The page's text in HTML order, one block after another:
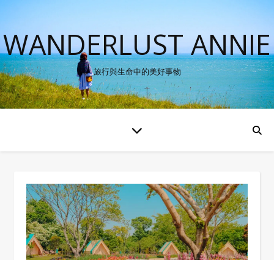
WANDERLUST ANNIE
旅行與生命中的美好事物